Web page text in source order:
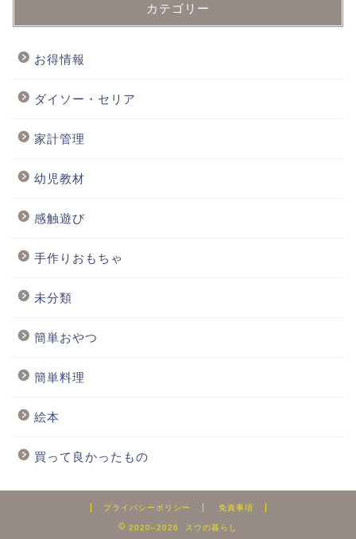
カテゴリー
お得情報
ダイソー・セリア
家計管理
幼児教材
感触遊び
手作りおもちゃ
未分類
簡単おやつ
簡単料理
絵本
買って良かったもの
プライバシーポリシー 免責事項
2020–2026 スウの暮らし